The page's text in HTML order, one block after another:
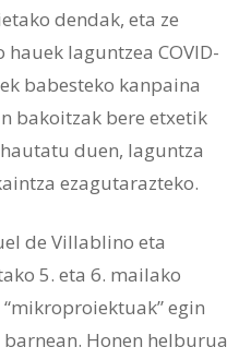
dendak, eta ze
laguntzea COVID-
babesteko kanpaina
bakoitzak bere etxetik
duen, laguntza
ezagutarazteko.
de Villablino eta
5. eta 6. mailako
egin
Honen helburua